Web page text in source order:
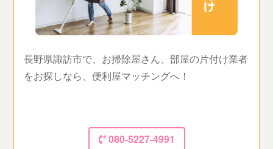
長野県諏訪市で、お掃除屋さん、部屋の片付け業者
をお探しなら、便利屋マッチングへ！
080-5227-4991